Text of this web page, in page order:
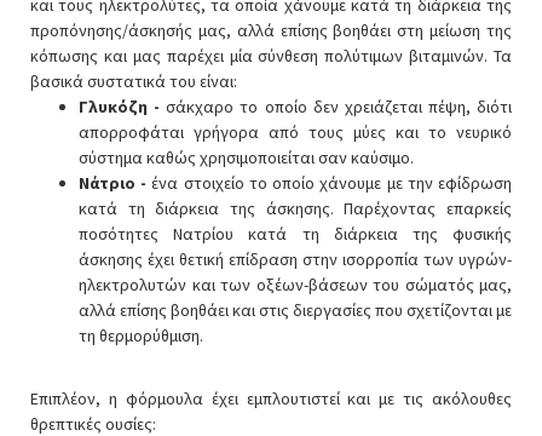
προπόνησης/άσκησής μας, αλλά επίσης βοηθάει στη μείωση της
κόπωσης και μας παρέχει μία σύνθεση πολύτιμων βιταμινών. Τα
βασικά συστατικά του είναι:
Γλυκόζη -σάκχαρο το οποίο δεν χρειάζεται πέψη, διότι
απορροφάται γρήγορα από τους μύες και το νευρικό
σύστημα καθώς χρησιμοποιείται σαν καύσιμο.
Νάτριο -ένα στοιχείο το οποίο χάνουμε με την εφίδρωση
κατά τη διάρκεια της άσκησης. Παρέχοντας επαρκείς
ποσότητες Νατρίου κατά τη διάρκεια της φυσικής
άσκησης έχει θετική επίδραση στην ισορροπία των υγρών-
ηλεκτρολυτών και των οξέων-βάσεων του σώματός μας,
αλλά επίσης βοηθάει και στις διεργασίες που σχετίζονται με
τη θερμορύθμιση.
Επιπλέον, η φόρμουλα έχει εμπλουτιστεί και με τις ακόλουθες
θρεπτικές ουσίες: